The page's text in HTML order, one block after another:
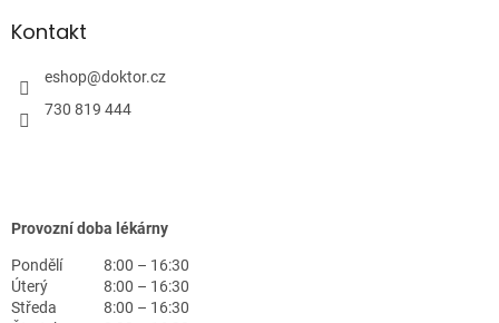
Kontakt
eshop@doktor.cz
730 819 444
Provozní doba lékárny
Pondělí
8:00 – 16:30
Úterý
8:00 – 16:30
Středa
8:00 – 16:30